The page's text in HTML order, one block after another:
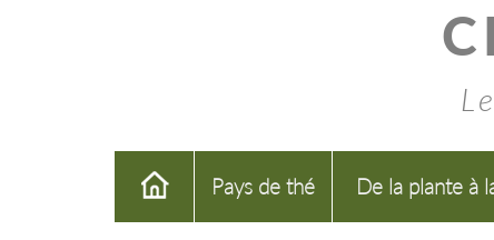
Pays de thé De la plante à